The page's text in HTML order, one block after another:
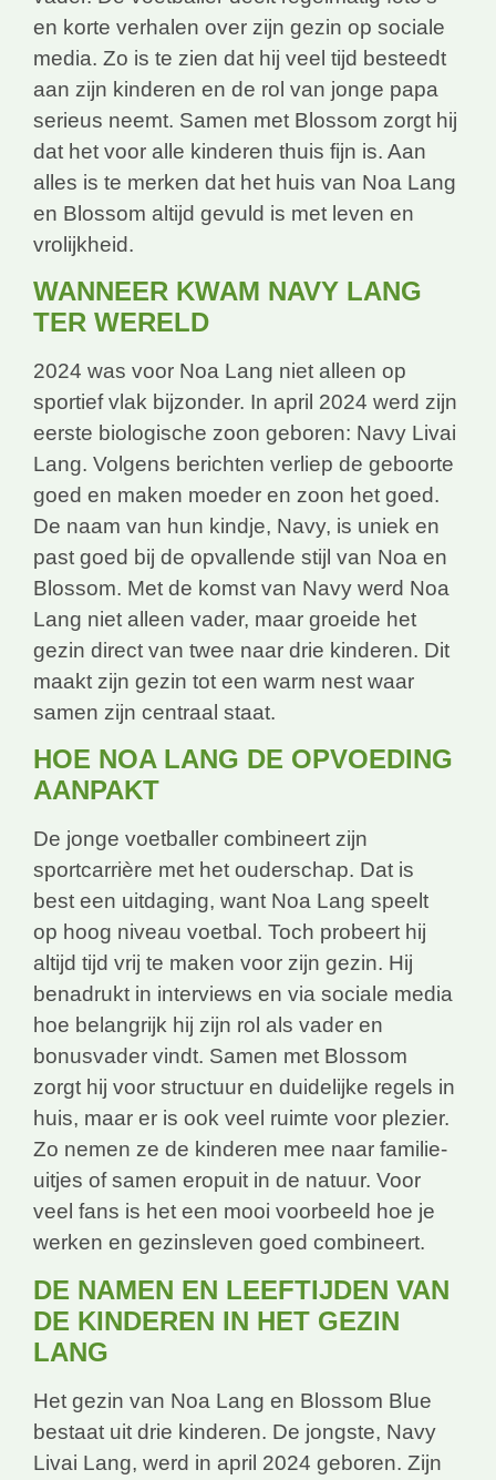
en korte verhalen over zijn gezin op sociale
media. Zo is te zien dat hij veel tijd besteedt
aan zijn kinderen en de rol van jonge papa
serieus neemt. Samen met Blossom zorgt hij
dat het voor alle kinderen thuis fijn is. Aan
alles is te merken dat het huis van Noa Lang
en Blossom altijd gevuld is met leven en
vrolijkheid.
WANNEER KWAM NAVY LANG
TER WERELD
2024 was voor Noa Lang niet alleen op
sportief vlak bijzonder. In april 2024 werd zijn
eerste biologische zoon geboren: Navy Livai
Lang. Volgens berichten verliep de geboorte
goed en maken moeder en zoon het goed.
De naam van hun kindje, Navy, is uniek en
past goed bij de opvallende stijl van Noa en
Blossom. Met de komst van Navy werd Noa
Lang niet alleen vader, maar groeide het
gezin direct van twee naar drie kinderen. Dit
maakt zijn gezin tot een warm nest waar
samen zijn centraal staat.
HOE NOA LANG DE OPVOEDING
AANPAKT
De jonge voetballer combineert zijn
sportcarrière met het ouderschap. Dat is
best een uitdaging, want Noa Lang speelt
op hoog niveau voetbal. Toch probeert hij
altijd tijd vrij te maken voor zijn gezin. Hij
benadrukt in interviews en via sociale media
hoe belangrijk hij zijn rol als vader en
bonusvader vindt. Samen met Blossom
zorgt hij voor structuur en duidelijke regels in
huis, maar er is ook veel ruimte voor plezier.
Zo nemen ze de kinderen mee naar familie-
uitjes of samen eropuit in de natuur. Voor
veel fans is het een mooi voorbeeld hoe je
werken en gezinsleven goed combineert.
DE NAMEN EN LEEFTIJDEN VAN
DE KINDEREN IN HET GEZIN
LANG
Het gezin van Noa Lang en Blossom Blue
bestaat uit drie kinderen. De jongste, Navy
Livai Lang, werd in april 2024 geboren. Zijn